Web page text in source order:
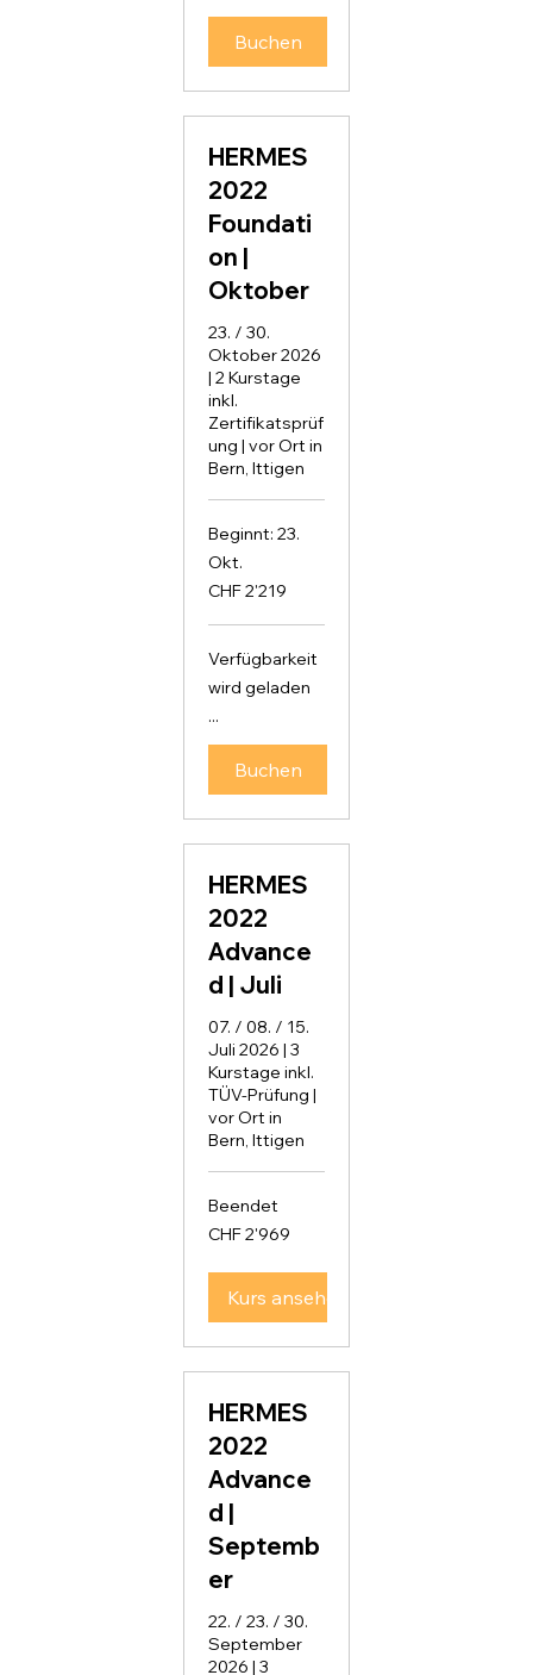
Buchen
HERMES
2022
Foundati
on |
Oktober
23. / 30.
Oktober 2026
| 2 Kurstage
inkl.
Zertifikatsprüf
ung | vor Ort in
Bern, Ittigen
Beginnt: 23.
Okt.
2'219
Schweizer
CHF 2'219
Verfügbarkeit
wird geladen
...
Buchen
HERMES
2022
Advance
d | Juli
07. / 08. / 15.
Juli 2026 | 3
Kurstage inkl.
TÜV-Prüfung |
vor Ort in
Bern, Ittigen
Beendet
2'969
Schweizer
CHF 2'969
Kurs ansehen
HERMES
2022
Advance
d |
Septemb
er
22. / 23. / 30.
September
2026 | 3